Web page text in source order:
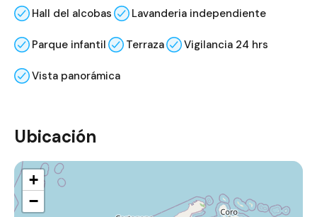
Hall del alcobas Lavanderia independiente
Parque infantil Terraza Vigilancia 24 hrs
Vista panorámica
Ubicación
+
−